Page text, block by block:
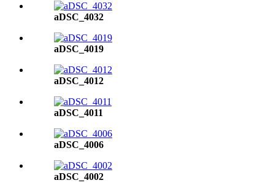
aDSC_4032
aDSC_4019
aDSC_4012
aDSC_4011
aDSC_4006
aDSC_4002